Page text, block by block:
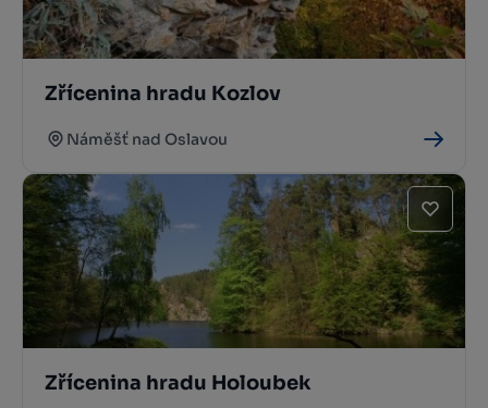
Zřícenina hradu Kozlov
Náměšť nad Oslavou
Zřícenina hradu Holoubek